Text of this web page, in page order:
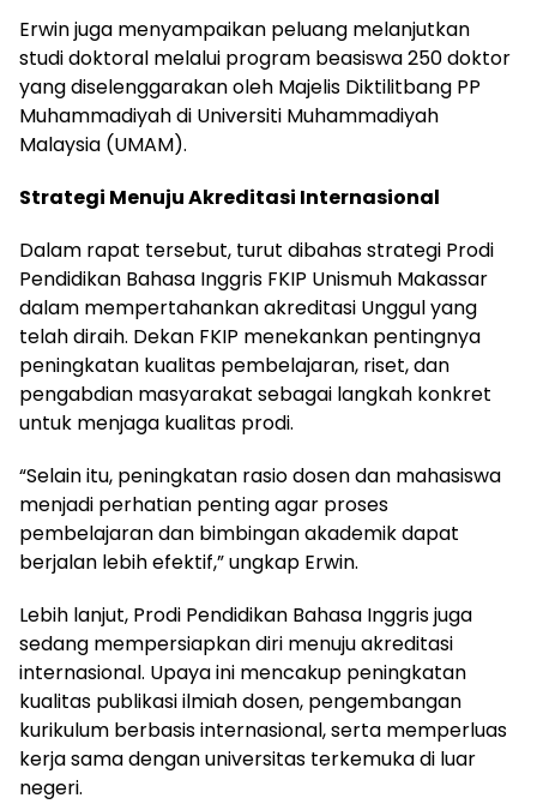
Erwin juga menyampaikan peluang melanjutkan
studi doktoral melalui program beasiswa 250 doktor
yang diselenggarakan oleh Majelis Diktilitbang PP
Muhammadiyah di Universiti Muhammadiyah
Malaysia (UMAM).
Strategi Menuju Akreditasi Internasional
Dalam rapat tersebut, turut dibahas strategi Prodi
Pendidikan Bahasa Inggris FKIP Unismuh Makassar
dalam mempertahankan akreditasi Unggul yang
telah diraih. Dekan FKIP menekankan pentingnya
peningkatan kualitas pembelajaran, riset, dan
pengabdian masyarakat sebagai langkah konkret
untuk menjaga kualitas prodi.
“Selain itu, peningkatan rasio dosen dan mahasiswa
menjadi perhatian penting agar proses
pembelajaran dan bimbingan akademik dapat
berjalan lebih efektif,” ungkap Erwin.
Lebih lanjut, Prodi Pendidikan Bahasa Inggris juga
sedang mempersiapkan diri menuju akreditasi
internasional. Upaya ini mencakup peningkatan
kualitas publikasi ilmiah dosen, pengembangan
kurikulum berbasis internasional, serta memperluas
kerja sama dengan universitas terkemuka di luar
negeri.